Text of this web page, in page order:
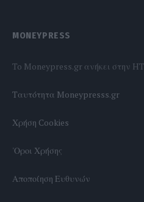
MONEYPRESS
To Moneypress.gr ανήκει στην
Tαυτότητα Moneypresss.gr
Χρήση Cookies
'Οροι Χρήσης
Αποποίηση Ευθυνών